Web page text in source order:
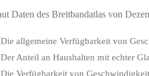
Daten des Breitbandatlas von
Die allgemeine Verfügbarkeit von
Der Anteil an Haushalten mit echter
Die Verfügbarkeit von